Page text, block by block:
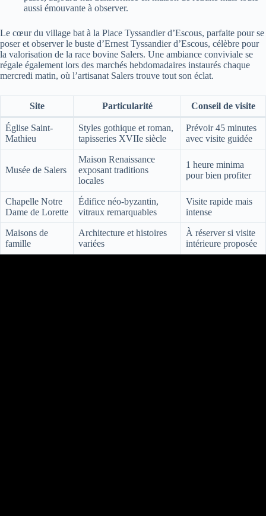
aussi émouvante à observer.
Le cœur du village bat à la Place Tyssandier d’Escous, parfaite pour se
poser et observer le buste d’Ernest Tyssandier d’Escous, célèbre pour
la valorisation de la race bovine Salers. Une ambiance conviviale se
régale également lors des marchés hebdomadaires instaurés chaque
mercredi matin, où l’artisanat Salers trouve tout son éclat.
Site Particularité Conseil de visite
Église Saint-
Mathieu
Styles gothique et roman,
tapisseries XVIIe siècle
Prévoir 45 minutes
avec visite guidée
Musée de Salers
Maison Renaissance
exposant traditions
locales
1 heure minima
pour bien profiter
Chapelle Notre
Dame de Lorette
Édifice néo-byzantin,
vitraux remarquables
Visite rapide mais
intense
Maisons de
famille
Architecture et histoires
variées
À réserver si visite
intérieure proposée